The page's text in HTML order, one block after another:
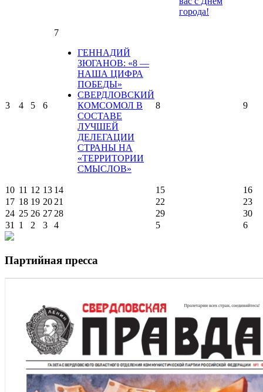
города!
3 4 5 6
7
ГЕННАДИЙ
ЗЮГАНОВ: «8 —
НАША ЦИФРА
ПОБЕДЫ»
СВЕРДЛОВСКИЙ
КОМСОМОЛ В
СОСТАВЕ
ЛУЧШЕЙ
ДЕЛЕГАЦИИ
СТРАНЫ НА
«ТЕРРИТОРИИ
СМЫСЛОВ»
8 9
10 11 12 13 14 15
16
17 18 19 20 21 22
23
24 25 26 27 28 29
30
31
1 2 3 4 5 6
Партийная пресса